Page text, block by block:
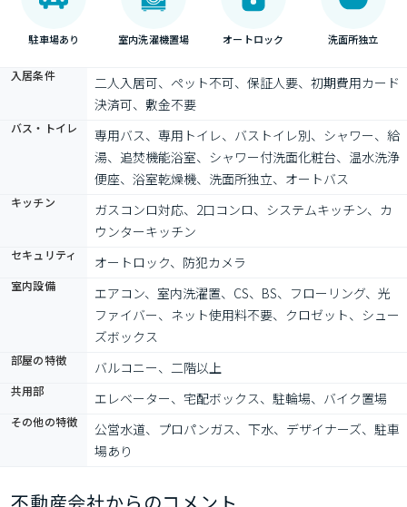
駐車場あり 室内洗濯機置場 オートロック 洗面所独立
入居条件
二人入居可、ペット不可、保証人要、初期費用カード
決済可、敷金不要
バス・トイレ
専用バス、専用トイレ、バストイレ別、シャワー、給
湯、追焚機能浴室、シャワー付洗面化粧台、温水洗浄
便座、浴室乾燥機、洗面所独立、オートバス
キッチン
ガスコンロ対応、2口コンロ、システムキッチン、カ
ウンターキッチン
セキュリティ オートロック、防犯カメラ
室内設備
エアコン、室内洗濯置、CS、BS、フローリング、光
ファイバー、ネット使用料不要、クロゼット、シュー
ズボックス
部屋の特徴 バルコニー、二階以上
共用部 エレベーター、宅配ボックス、駐輪場、バイク置場
その他の特徴
公営水道、プロパンガス、下水、デザイナーズ、駐車
場あり